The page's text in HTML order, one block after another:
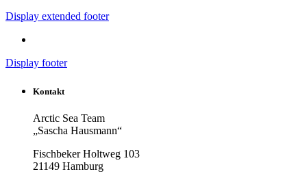
Display extended footer
Display footer
Kontakt
Arctic Sea Team
„Sascha Hausmann“
Fischbeker Holtweg 103
21149 Hamburg